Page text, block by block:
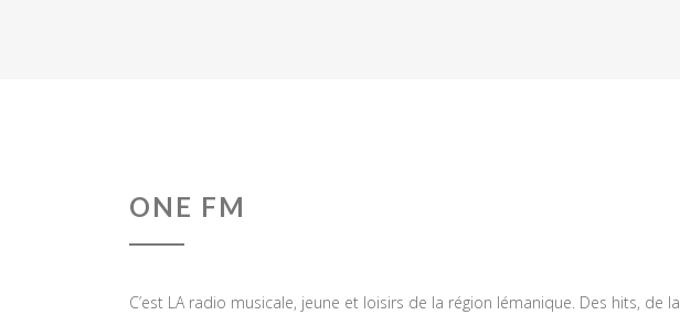
ONE FM
C’est LA radio musicale, jeune et loisirs de la région lémanique. Des hits, de la